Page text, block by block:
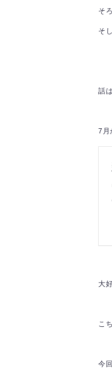
そ
そ
話
7月
大
こ
今